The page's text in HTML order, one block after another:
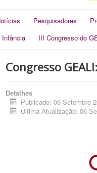
Pesquisadores
Infância III Congresso do
Congresso
Detalhes
Publicado: 06 Setembro
Última Atualização: 06